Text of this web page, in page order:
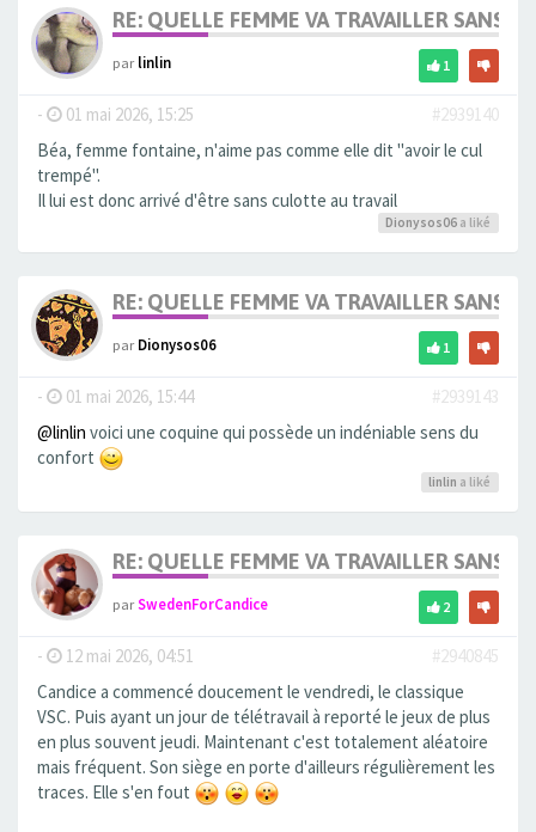
RE: QUELLE FEMME VA TRAVAILLER SANS
parlinlin 1
- 01 mai 2026, 15:25
#2939140
Béa, femme fontaine, n'aime pas comme elle dit ''avoir le cul
trempé''.
Il lui est donc arrivé d'être sans culotte au travail
Dionysos06 a liké
RE: QUELLE FEMME VA TRAVAILLER SANS
parDionysos06 1
- 01 mai 2026, 15:44
#2939143
@linlin voici une coquine qui possède un indéniable sens du
confort
linlin a liké
RE: QUELLE FEMME VA TRAVAILLER SANS
parSwedenForCandice 2
- 12 mai 2026, 04:51
#2940845
Candice a commencé doucement le vendredi, le classique
VSC. Puis ayant un jour de télétravail à reporté le jeux de plus
en plus souvent jeudi. Maintenant c'est totalement aléatoire
mais fréquent. Son siège en porte d'ailleurs régulièrement les
traces. Elle s'en fout